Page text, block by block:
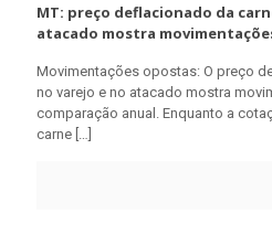
MT: preço deflacionado da
atacado mostra
Movimentações opostas: O preço
no varejo e no atacado mostra
comparação anual. Enquanto a
carne